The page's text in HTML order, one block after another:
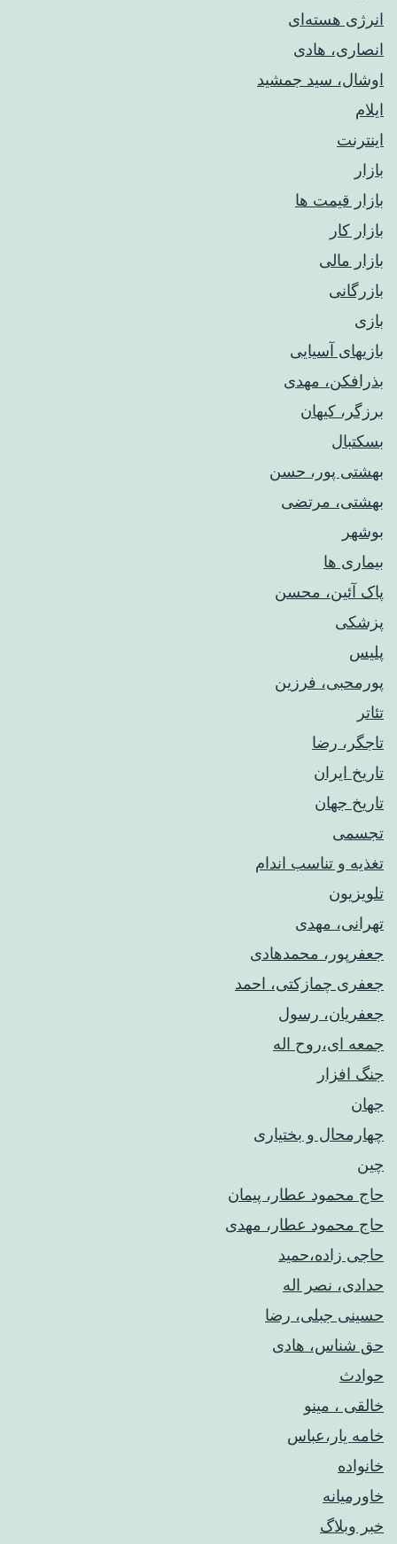
انرژی هسته‌ای
انصاری، هادی
اوشال، سید جمشید
ایلام
اینترنت
بازار
بازار قیمت ها
بازار کار
بازار مالی
بازرگانی
بازی
بازیهای آسیایی
بذرافکن، مهدی
برزگر، کیهان
بسکتبال
بهشتی پور، حسن
بهشتی، مرتضی
بوشهر
بیماری ها
پاک آئین، محسن
پزشکی
پلیس
پورمحبی، فرزین
تئاتر
تاجگر، رضا
تاریخ ایران
تاریخ جهان
تجسمی
تغذیه و تناسب اندام
تلویزیون
تهرانی، مهدی
جعفرپور، محمدهادی
جعفری چمازکتی، احمد
جعفریان، رسول
جمعه ای،روح اله
جنگ افزار
جهان
چهارمحال و بختیاری
چین
حاج محمود عطار، پیمان
حاج محمود عطار، مهدی
حاجی زاده،حمید
حدادی، نصر اله
حسینی جبلی، رضا
حق شناس، هادی
حوادث
خالقی ، مینو
خامه یار،عباس
خانواده
خاورمیانه
خبر وبلاگ